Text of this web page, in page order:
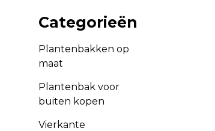
Categorieën
Plantenbakken op
maat
Plantenbak voor
buiten kopen
Vierkante